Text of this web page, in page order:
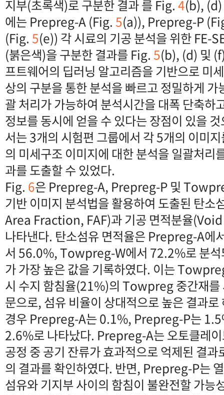
지부(초록색)로 구분한 결과 를 Fig.4(b),
에는 Prepreg-A (Fig.5(a)), Prepreg-P
(Fig.5(e)) 각 시료의 기공 분석을 위한 FE-
(붉은색)을 구분한 결과를 Fig.5(b), (d) 및
프트웨어의 딥러닝 알고리즘을 기반으로 미
상의 구분을 통한 분석을 빠르고 정밀하게
괄 처리가 가능하여 분석시간을 대폭 단축하
정보를 동시에 얻을 수 있다는 장점이 있을
서는 3개의 시험편 그룹에서 각 5개의 이미
의 미세구조 이미지에 대한 분석을 일괄처리
과를 도출할 수 있었다.
Fig. 6은 Prepreg-A, Prepreg-P 및
기반 이미지 분석법을 활용하여 도출된 탄
Area Fraction, FAF)과 기공 면적분율
나타낸다. 탄소섬유 면적율은 Prepreg-A
서 56.0%, Towpreg-W에서 72.2%로 분
가 가장 높은 값을 기록하였다. 이는
시 수지 함침율(21%)의 Towpreg 중간재를
문으로, 섬유 비율이 상대적으로 높은 결과
경우 Prepreg-A는 0.1%, Prepreg-P는
2.6%로 나타났다. Prepreg-A는 오토클레
공정 중 공기 잔류가 효과적으로 억제된 결
의 결과를 확인하였다. 반면, Prepreg-P는
섬유와 기지부 사이의 함침이 불완전할 가능